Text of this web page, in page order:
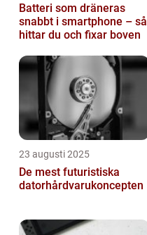
Batteri som dräneras
snabbt i smartphone – så
hittar du och fixar boven
23 augusti 2025
De mest futuristiska
datorhårdvarukoncepten